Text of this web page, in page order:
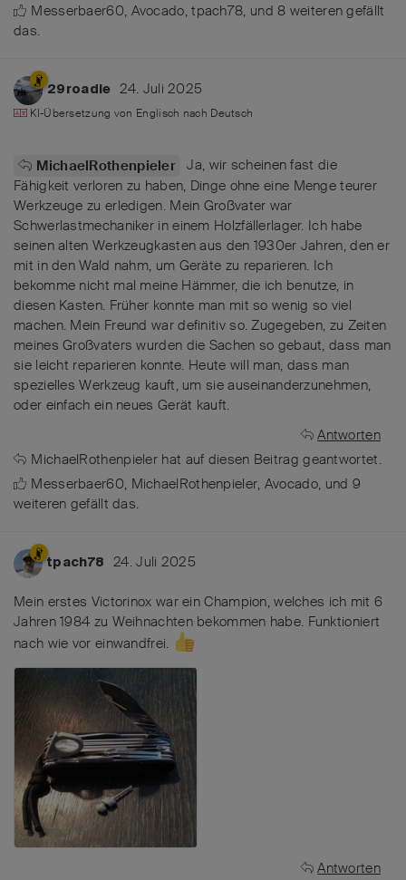
Messerbaer60, Avocado,tpach78, und8 weiteren gefällt
das.
29roadie 24. Juli 2025
KI-Übersetzung von Englisch nach Deutsch
MichaelRothenpieler Ja, wir scheinen fast die
Fähigkeit verloren zu haben, Dinge ohne eine Menge teurer
Werkzeuge zu erledigen. Mein Großvater war
Schwerlastmechaniker in einem Holzfällerlager. Ich habe
seinen alten Werkzeugkasten aus den 1930er Jahren, den er
mit in den Wald nahm, um Geräte zu reparieren. Ich
bekomme nicht mal meine Hämmer, die ich benutze, in
diesen Kasten. Früher konnte man mit so wenig so viel
machen. Mein Freund war definitiv so. Zugegeben, zu Zeiten
meines Großvaters wurden die Sachen so gebaut, dass man
sie leicht reparieren konnte. Heute will man, dass man
spezielles Werkzeug kauft, um sie auseinanderzunehmen,
oder einfach ein neues Gerät kauft.
Antworten
MichaelRothenpieler hat auf diesen Beitrag geantwortet.
Messerbaer60, MichaelRothenpieler, Avocado, und 9
weiteren gefällt das.
tpach78 24. Juli 2025
Mein erstes Victorinox war ein Champion, welches ich mit 6
Jahren 1984 zu Weihnachten bekommen habe. Funktioniert
nach wie vor einwandfrei.
Antworten